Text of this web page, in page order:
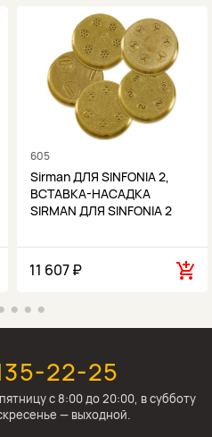
605
Sirman ДЛЯ SINFONIA 2,
ВСТАВКА-НАСАДКА
SIRMAN ДЛЯ SINFONIA 2
11 607 ₽
22-25
с 8:00 до 20:00, в субботу
— выходной.